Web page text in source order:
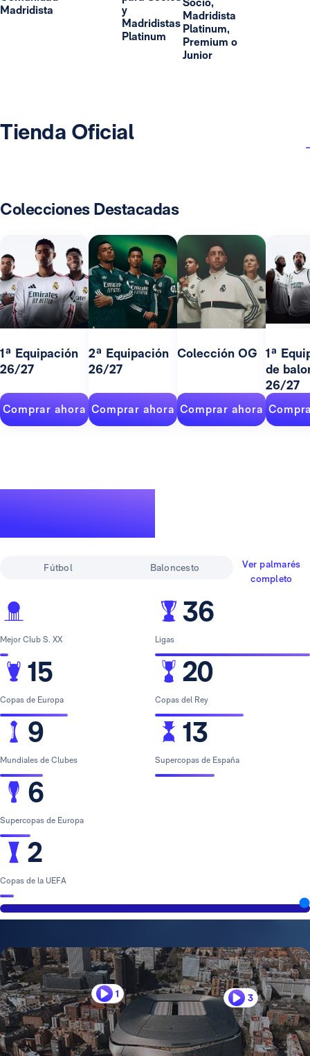
Madridista
y
Madridistas
Platinum
Madridista
Platinum,
Premium o
Junior
Tienda Oficial
Colecciones Destacadas
1ª Equipación
26/27
Comprar ahora
2ª Equipación
26/27
Comprar ahora
Colección OG
Comprar ahora
1ª
de
26/27
Fútbol Baloncesto
Ver palmarés
completo
Mejor Club S. XX
15
Copas de Europa
9
Mundiales de Clubes
6
Supercopas de Europa
2
Copas de la UEFA
36
Ligas
20
Copas del Rey
13
Supercopas de España
1 3